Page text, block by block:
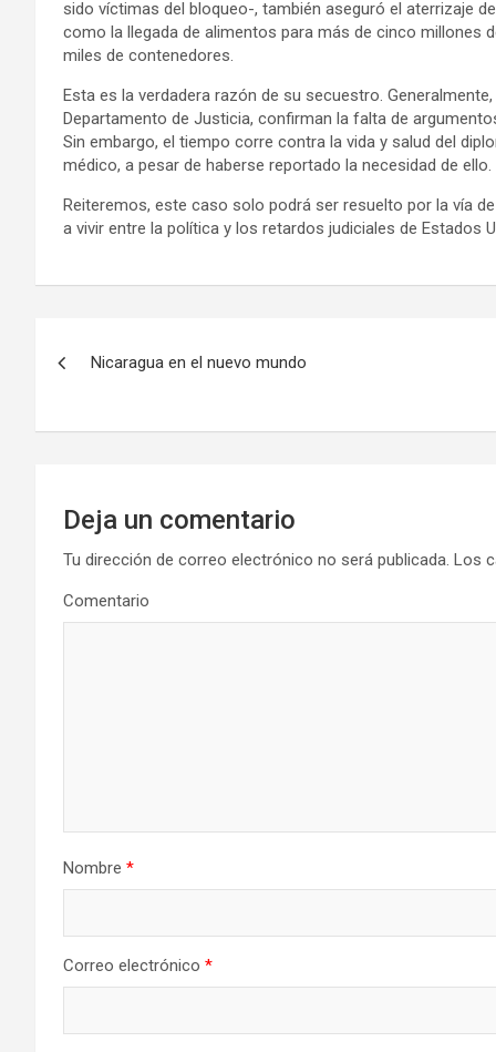
sido víctimas del bloqueo-, también aseguró el aterrizaje
como la llegada de alimentos para más de cinco millones
miles de contenedores.
Esta es la verdadera razón de su secuestro.
Departamento de Justicia, confirman la falta de
Sin embargo, el tiempo corre contra la vida y salud del
médico, a pesar de haberse reportado la necesidad de ello.
Reiteremos, este caso solo podrá ser resuelto por la vía
a vivir entre la política y los retardos judiciales de Estados
v
Nicaragua en el nuevo mundo
Deja un comentario
Tu dirección de correo electrónico no será publicada. Los
Comentario
Nombre *
Correo electrónico *